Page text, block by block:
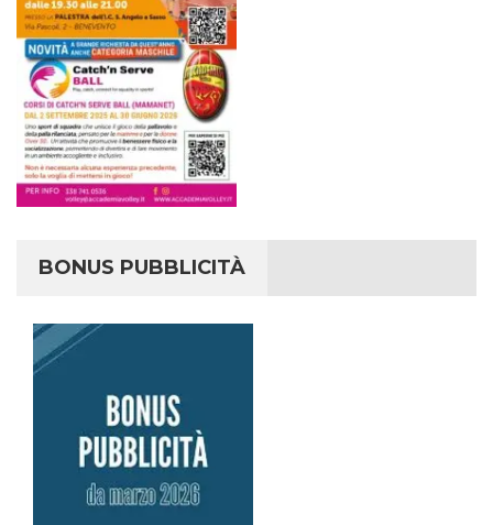
BONUS PUBBLICITÀ